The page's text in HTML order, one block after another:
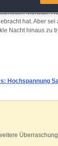
Mordfall!
hat. Aber
Nacht hinaus zu
Hochspannung
other data
choices